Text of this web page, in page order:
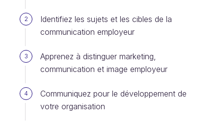
2
Identifiez les sujets et les cibles de la
communication employeur
3
Apprenez à distinguer marketing,
communication et image employeur
4
Communiquez pour le développement de
votre organisation